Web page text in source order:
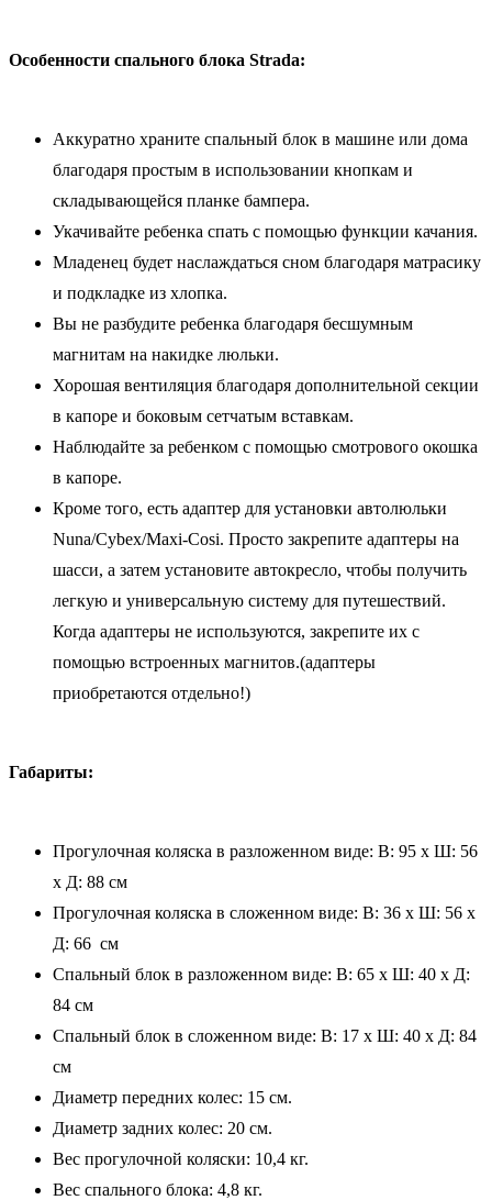
Особенности спального блока Strada:
Аккуратно храните спальный блок в машине или дома
благодаря простым в использовании кнопкам и
складывающейся планке бампера.
Укачивайте ребенка спать с помощью функции качания.
Младенец будет наслаждаться сном благодаря матрасику
и подкладке из хлопка.
Вы не разбудите ребенка благодаря бесшумным
магнитам на накидке люльки.
Хорошая вентиляция благодаря дополнительной секции
в капоре и боковым сетчатым вставкам.
Наблюдайте за ребенком с помощью смотрового окошка
в капоре.
Кроме того, есть адаптер для установки автолюльки
Nuna/Cybex/Maxi-Cosi. Просто закрепите адаптеры на
шасси, а затем установите автокресло, чтобы получить
легкую и универсальную систему для путешествий.
Когда адаптеры не используются, закрепите их с
помощью встроенных магнитов.(адаптеры
приобретаются отдельно!)
Габариты:
Прогулочная коляска в разложенном виде: В: 95 x Ш: 56
x Д: 88 см
Прогулочная коляска в сложенном виде: В: 36 x Ш: 56 x
Д: 66 см
Спальный блок в разложенном виде: В: 65 x Ш: 40 x Д:
84 см
Спальный блок в сложенном виде: В: 17 x Ш: 40 x Д: 84
см
Диаметр передних колес: 15 см.
Диаметр задних колес: 20 см.
Вес прогулочной коляски: 10,4 кг.
Вес спального блока: 4,8 кг.